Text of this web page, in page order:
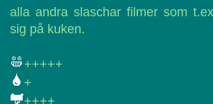
alla andra slaschar filmer som
sig på kuken.
+++++
+
++++